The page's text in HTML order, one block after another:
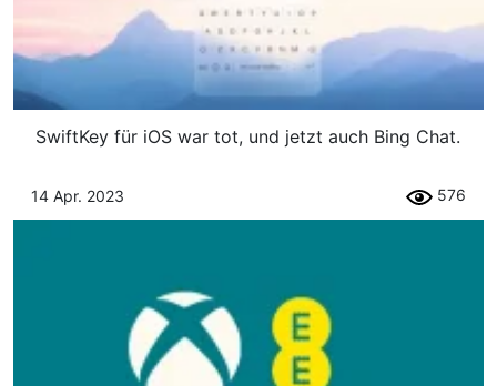
SwiftKey für iOS war tot, und jetzt auch Bing Chat.
14 Apr. 2023 576